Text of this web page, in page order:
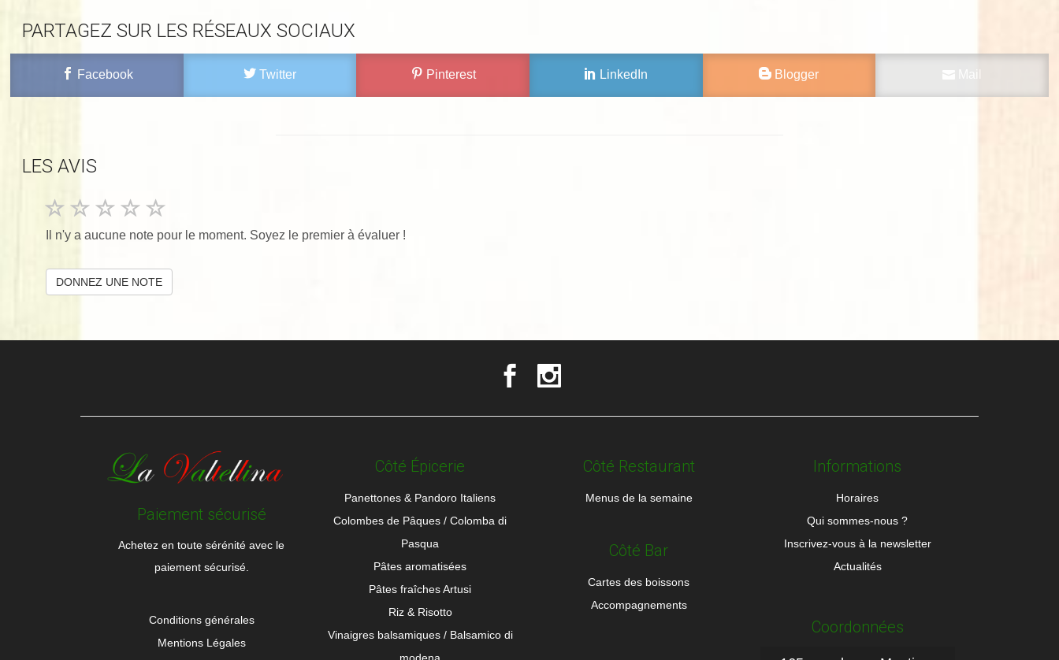
PARTAGEZ SUR LES RÉSEAUX SOCIAUX
Facebook Twitter Pinterest LinkedIn Blogger
LES AVIS
Il n'y a aucune note pour le moment. Soyez le premier à évaluer !
DONNEZ UNE NOTE
Paiement sécurisé
Achetez en toute sérénité avec le
paiement sécurisé.
Conditions générales
Mentions Légales
Côté Épicerie
Panettones & Pandoro Italiens
Colombes de Pâques / Colomba di
Pasqua
Pâtes aromatisées
Pâtes fraîches Artusi
Riz & Risotto
Vinaigres balsamiques / Balsamico di
Côté Restaurant
Menus de la semaine
Côté Bar
Cartes des boissons
Accompagnements
Informations
Horaires
Qui sommes-nous ?
Inscrivez-vous à la newsletter
Actualités
Coordonnées